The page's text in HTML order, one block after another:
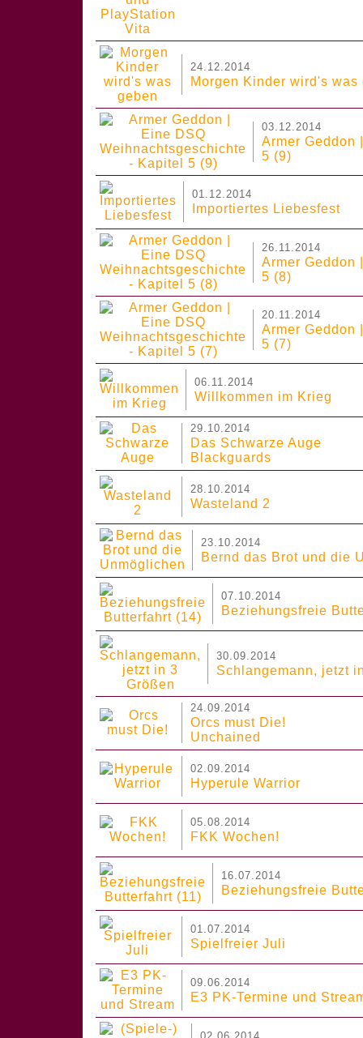
24.12.2014
Morgen Kinder wird's was
03.12.2014
Armer Geddon
5 (9)
01.12.2014
Importiertes Liebesfest
26.11.2014
Armer Geddon
5 (8)
20.11.2014
Armer Geddon
5 (7)
06.11.2014
Willkommen im Krieg
29.10.2014
Das Schwarze Auge
Blackguards
28.10.2014
Wasteland 2
23.10.2014
Bernd das Brot und die
07.10.2014
Beziehungsfreie
30.09.2014
Schlangemann, jetzt
24.09.2014
Orcs must Die!
Unchained
02.09.2014
Hyperule Warrior
05.08.2014
FKK Wochen!
16.07.2014
Beziehungsfreie
01.07.2014
Spielfreier Juli
09.06.2014
E3 PK-Termine und